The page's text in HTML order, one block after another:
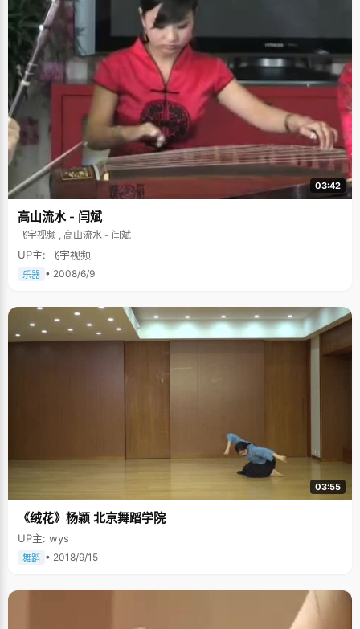
03:42
高山流水 - 闫斌
飞宇视频 , 高山流水 - 闫斌
UP主: 飞宇视频
乐器 • 2008/6/9
03:55
《绒花》杨颖 北京舞蹈学院
UP主: wys
舞蹈 • 2018/9/15